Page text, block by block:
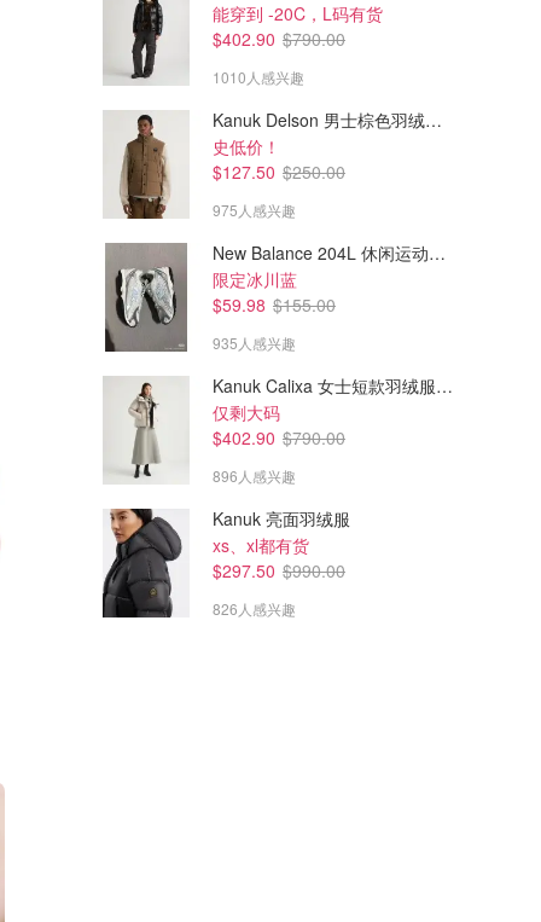
$20.00
Sephora 72HR 补水丰盈护发
$45.00 $60.00
价值$178=2.5折 含2个正装
能穿到 -20C，L码有货
$402.90 $790.00
1010人感兴趣
Kanuk Delson 男士棕色羽绒马甲
史低价！
$127.50 $250.00
975人感兴趣
New Balance 204L 休闲运动鞋 蓝银色
限定冰川蓝
$59.98 $155.00
935人感兴趣
Kanuk Calixa 女士短款羽绒服 米色
仅剩大码
$402.90 $790.00
896人感兴趣
Kanuk 亮面羽绒服
xs、xl都有货
$297.50 $990.00
826人感兴趣